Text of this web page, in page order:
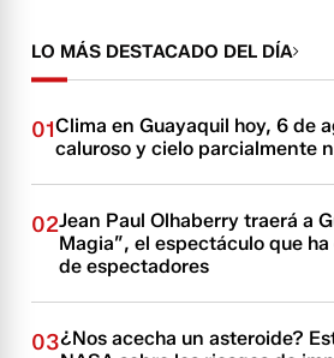
LO MÁS DESTACADO DEL DÍA
01Clima en Guayaquil hoy, 6 de
caluroso y cielo parcialmente
02Jean Paul Olhaberry traerá a
Magia”, el espectáculo que
de espectadores
03¿Nos acecha un asteroide?